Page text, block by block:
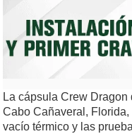
La cápsula Crew
Cabo Cañaveral,
vacío térmico y las